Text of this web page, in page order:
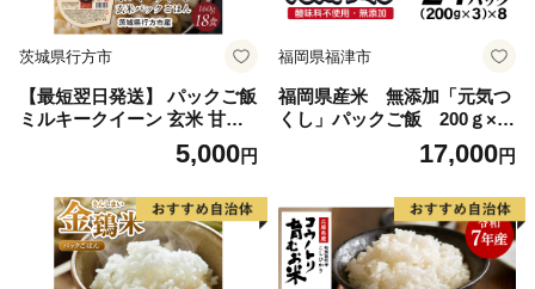
茨城県行方市
【最短翌日発送】 パックご飯
ミルキークイーン 玄米 甘み
豊か もちぷち 160g×18食｜
パックご飯 スピード 茨城県
5,000円
福岡県福津市
福岡県産米 無添加「元気つ
くし」パックご飯 200ｇ×24
17,000円